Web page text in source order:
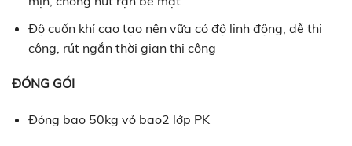
Độ cuốn khí cao tạo nên vữa có độ linh động, dễ thi
công, rút ngắn thời gian thi công
ĐÓNG GÓI
Đóng bao 50kg vỏ bao2 lớp PK